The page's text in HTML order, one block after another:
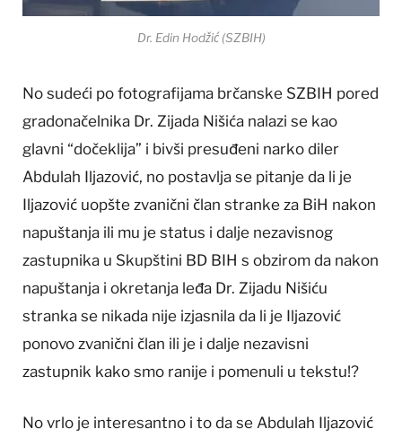
Dr. Edin Hodžić (SZBIH)
No sudeći po fotografijama brčanske SZBIH pored
gradonačelnika Dr. Zijada Nišića nalazi se kao
glavni “dočeklija” i bivši presuđeni narko diler
Abdulah Iljazović, no postavlja se pitanje da li je
Iljazović uopšte zvanični član stranke za BiH nakon
napuštanja ili mu je status i dalje nezavisnog
zastupnika u Skupštini BD BIH s obzirom da nakon
napuštanja i okretanja leđa Dr. Zijadu Nišiću
stranka se nikada nije izjasnila da li je Iljazović
ponovo zvanični član ili je i dalje nezavisni
zastupnik kako smo ranije i pomenuli u tekstu!?
No vrlo je interesantno i to da se Abdulah Iljazović